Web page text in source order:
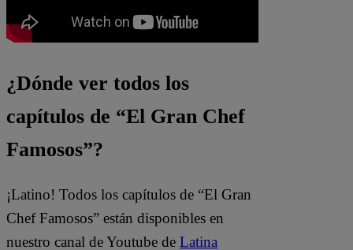
¿Dónde ver todos los
capítulos de “El Gran Chef
Famosos”?
¡Latino! Todos los capítulos de “El Gran
Chef Famosos” están disponibles en
nuestro canal de Youtube de Latina